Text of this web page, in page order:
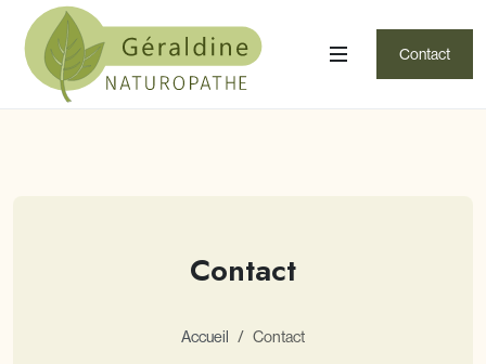
Contact
Contact
Accueil Contact